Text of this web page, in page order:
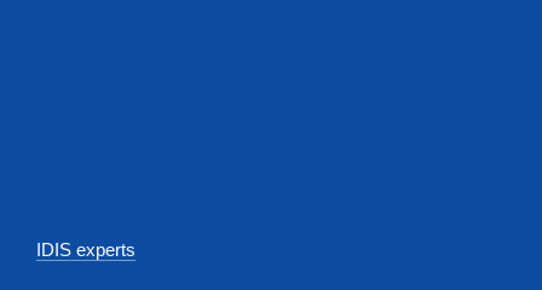
IDIS experts